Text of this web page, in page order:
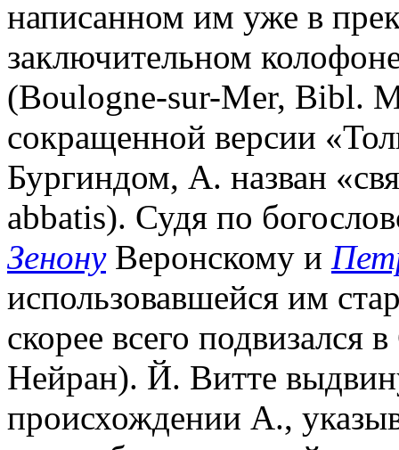
написанном им уже в
заключительном
(Boulogne-sur-Mer, Bibl.
сокращенной версии
Бургиндом, А. назван
abbatis). Судя по
ЗенонуВеронскому и
использовавшейся им
скорее всего
Нейран). Й. Витте
происхождении А.,